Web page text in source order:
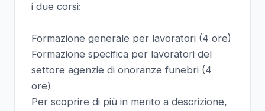
i due corsi:
Formazione generale per lavoratori (4 ore)
Formazione specifica per lavoratori del
settore agenzie di onoranze funebri (4
ore)
Per scoprire di più in merito a descrizione,